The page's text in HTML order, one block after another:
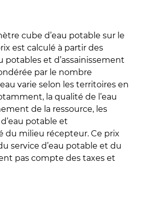
cube d’eau potable sur le
est calculé à partir des
potables et d’assainissement
par le nombre
varie selon les territoires en
la qualité de l’eau
de la ressource, les
potable et
du milieu récepteur. Ce prix
service d’eau potable et du
pas compte des taxes et